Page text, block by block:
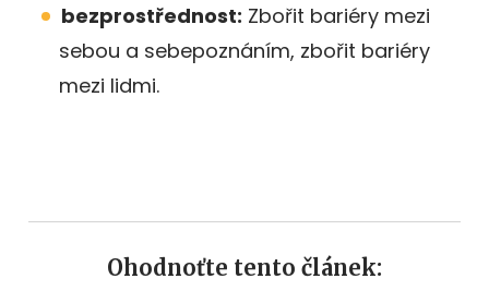
bezprostřednost: Zbořit bariéry mezi
sebou a sebepoznáním, zbořit bariéry
mezi lidmi.
Ohodnoťte tento článek: